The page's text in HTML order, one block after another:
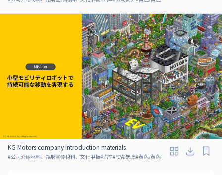
KG Motors company introduction materials
#公司介绍材料、招聘宣传材料、文化甲板#汽车#使命愿景#黄色/黄色